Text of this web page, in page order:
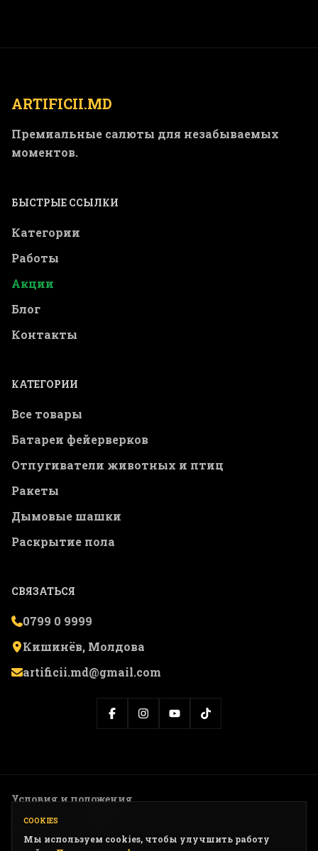
ARTIFICII.MD
Премиальные салюты для незабываемых
моментов.
БЫСТРЫЕ ССЫЛКИ
Категории
Работы
Акции
Блог
Контакты
КАТЕГОРИИ
Все товары
Батареи фейерверков
Отпугиватели животных и птиц
Ракеты
Дымовые шашки
Раскрытие пола
СВЯЗАТЬСЯ
0799 0 9999
Кишинёв, Молдова
artificii.md@gmail.com
Условия и положения
Доставка и возврат
Карта сайта
COOKIES
Мы используем cookies, чтобы улучшить работу